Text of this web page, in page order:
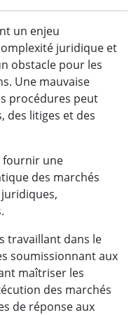
un enjeu
juridique et
obstacle pour les
Une mauvaise
procédures peut
des litiges et des
fournir une
des marchés
travaillant dans le
soumissionnant aux
maîtriser les
des marchés
de réponse aux